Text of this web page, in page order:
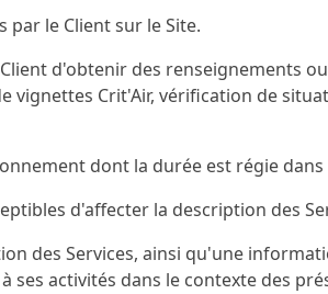
par le Client sur le Site.
d'obtenir des renseignements
Crit'Air, vérification de
dont la durée est régie
d'affecter la description des
des Services, ainsi qu'une
ses activités dans le contexte des